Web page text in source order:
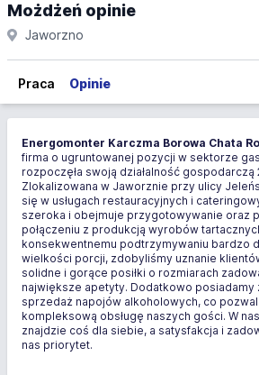
Możdżeń opinie
Jaworzno
Praca Opinie
Energomonter Karczma Borowa Chata
firma o ugruntowanej pozycji w sektorze
rozpoczęła swoją działalność gospodarczą
Zlokalizowana w Jaworznie przy ulicy
się w usługach restauracyjnych i
szeroka i obejmuje przygotowywanie oraz
połączeniu z produkcją wyrobów
konsekwentnemu podtrzymywaniu bardzo
wielkości porcji, zdobyliśmy uznanie
solidne i gorące posiłki o rozmiarach
największe apetyty. Dodatkowo posiadamy
sprzedaż napojów alkoholowych, co
kompleksową obsługę naszych gości. W
znajdzie coś dla siebie, a satysfakcja i
nas priorytet.